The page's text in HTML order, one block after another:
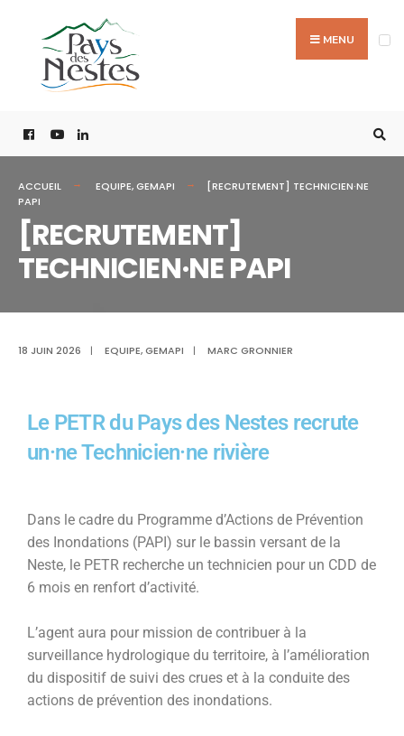
MENU
ACCUEIL EQUIPE,GEMAPI
[RECRUTEMENT] TECHNICIEN·NE
PAPI
[RECRUTEMENT]
TECHNICIEN·NE PAPI
18 JUIN 2026 | EQUIPE,GEMAPI | MARC GRONNIER
Le PETR du Pays des Nestes recrute
un·ne Technicien·ne rivière
Dans le cadre du Programme d’Actions de Prévention
des Inondations (PAPI) sur le bassin versant de la
Neste, le PETR recherche un technicien pour un CDD de
6 mois en renfort d’activité.
L’agent aura pour mission de contribuer à la
surveillance hydrologique du territoire, à l’amélioration
du dispositif de suivi des crues et à la conduite des
actions de prévention des inondations.